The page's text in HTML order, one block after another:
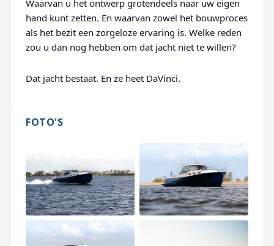
Waarvan u het ontwerp grotendeels naar uw eigen
hand kunt zetten. En waarvan zowel het bouwproces
als het bezit een zorgeloze ervaring is. Welke reden
zou u dan nog hebben om dat jacht niet te willen?
Dat jacht bestaat. En ze heet DaVinci.
FOTO'S